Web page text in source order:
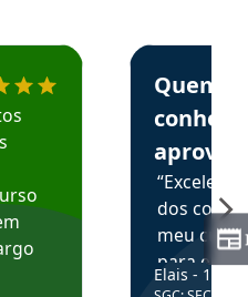
Aprova Concursos em
Estudante
Quem
aprova
dos
meu
para
colocar
Elais - 15/